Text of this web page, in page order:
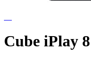
Cube iPlay 8